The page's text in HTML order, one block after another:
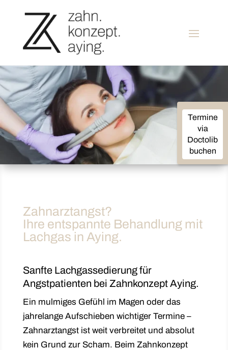
Zahnarztangst?
Ihre entspannte Behandlung mit
Lachgas in Aying.
Sanfte Lachgassedierung für
Angstpatienten bei Zahnkonzept Aying.
Ein mulmiges Gefühl im Magen oder das
jahrelange Aufschieben wichtiger Termine –
Zahnarztangst ist weit verbreitet und absolut
kein Grund zur Scham. Beim Zahnkonzept
Termine
via
Doctolib
buchen